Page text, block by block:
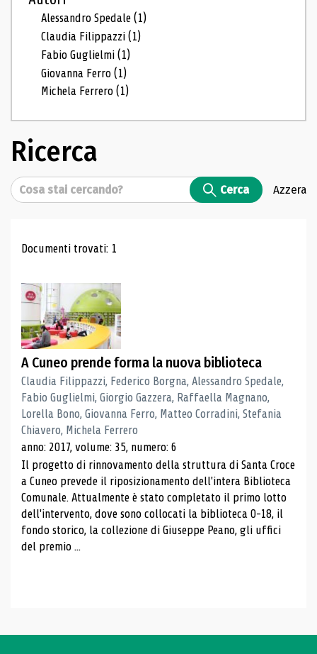
Alessandro Spedale(1)
Claudia Filippazzi(1)
Fabio Guglielmi(1)
Giovanna Ferro(1)
Michela Ferrero(1)
Ricerca
Cerca Cerca Azzera
Risultati di ricerca
Documenti trovati: 1
A Cuneo prende forma la nuova biblioteca
Claudia Filippazzi, Federico Borgna, Alessandro Spedale,
Fabio Guglielmi, Giorgio Gazzera, Raffaella Magnano,
Lorella Bono, Giovanna Ferro, Matteo Corradini, Stefania
Chiavero, Michela Ferrero
anno: 2017, volume: 35, numero: 6
Il progetto di rinnovamento della struttura di Santa Croce
a Cuneo prevede il riposizionamento dell'intera Biblioteca
Comunale. Attualmente è stato completato il primo lotto
dell'intervento, dove sono collocati la biblioteca 0-18, il
fondo storico, la collezione di Giuseppe Peano, gli uffici
del premio ...